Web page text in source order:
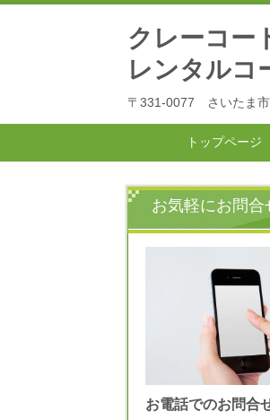
クレーコー
レンタルコ
〒331-0077 さいたま市
トップページ
お気軽にお問合
お電話でのお問合